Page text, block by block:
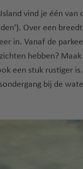
vind je één
Over een
in. Vanaf de
hebben?
een stuk rustiger
bij de